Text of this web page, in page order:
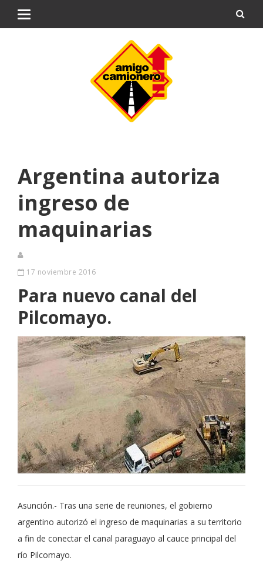
Argentina autoriza
ingreso de
maquinarias
17 noviembre 2016
Para nuevo canal del
Pilcomayo.
Asunción.- Tras una serie de reuniones, el gobierno
argentino autorizó el ingreso de maquinarias a su territorio
a fin de conectar el canal paraguayo al cauce principal del
río Pilcomayo.